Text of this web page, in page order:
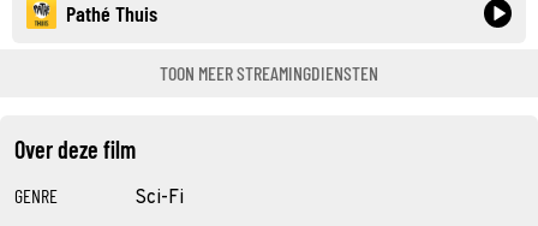
Over deze film
GENRE Sci-Fi
Pathé Thuis
TOON MEER STREAMINGDIENSTEN